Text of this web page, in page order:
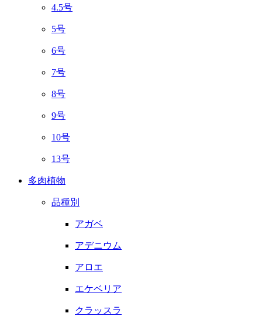
4.5号
5号
6号
7号
8号
9号
10号
13号
多肉植物
品種別
アガベ
アデニウム
アロエ
エケベリア
クラッスラ